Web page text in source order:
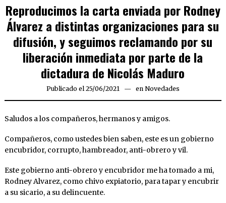
Reproducimos la carta enviada por Rodney
Álvarez a distintas organizaciones para su
difusión, y seguimos reclamando por su
liberación inmediata por parte de la
dictadura de Nicolás Maduro
Publicado el 25/06/2021 25/06/2021
en Novedades
Saludos a los compañeros, hermanos y amigos.
Compañeros, como ustedes bien saben, este es un gobierno
encubridor, corrupto, hambreador, anti-obrero y vil.
Este gobierno anti-obrero y encubridor me ha tomado a mi,
Rodney Alvarez, como chivo expiatorio, para tapar y encubrir
a su sicario, a su delincuente.